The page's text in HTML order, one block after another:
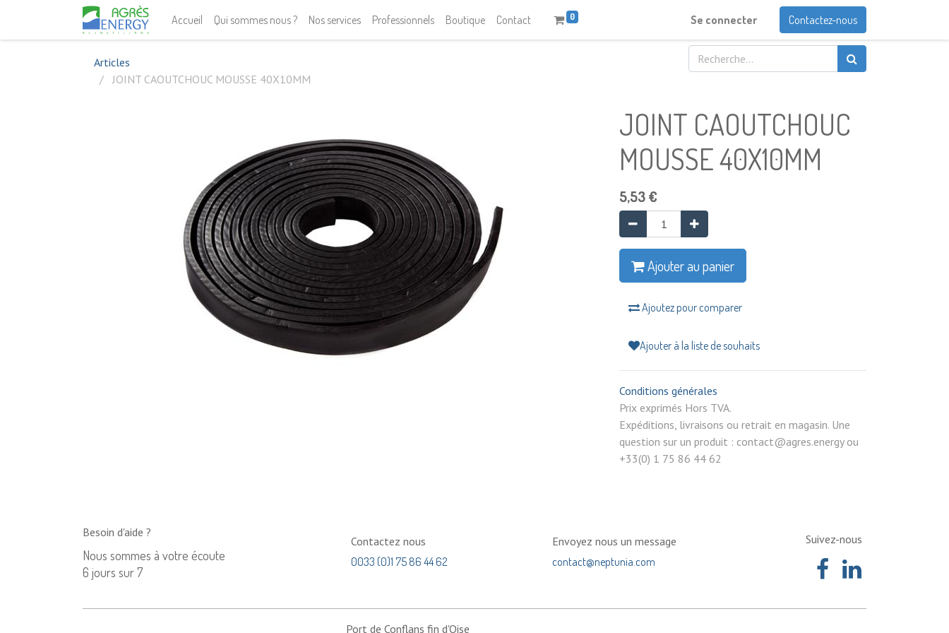
Accueil Qui sommes nous ? Nos services Professionnels Boutique Contact 0 Se connecter Contactez-nous
Articles
JOINT CAOUTCHOUC MOUSSE 40X10MM
JOINT CAOUTCHOUC
MOUSSE 40X10MM
5,53€
Ajouter au panier
Ajoutez pour comparer
Ajouter à la liste de souhaits
Conditions générales
Prix exprimés Hors TVA.
Expéditions, livraisons ou retrait en magasin. Une
question sur un produit : contact@agres.energy ou
+33(0) 1 75 86 44 62
Besoin d'aide ?
Nous sommes à votre écoute
6 jours sur 7
Contactez nous
0033 (0)1 75 86 44 62
Envoyez nous un message
contact@neptunia.com
Suivez-nous
Port de Conflans fin d'Oise